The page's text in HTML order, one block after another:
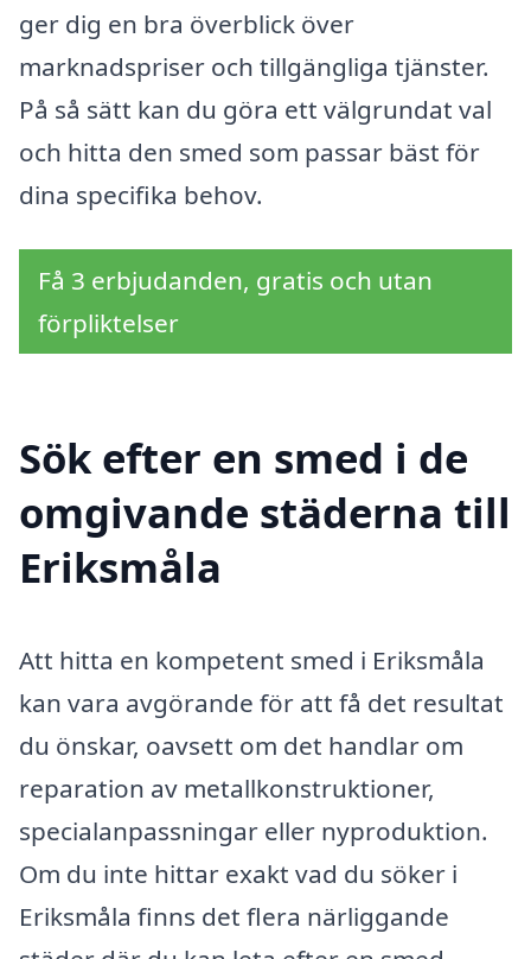
ger dig en bra överblick över
marknadspriser och tillgängliga tjänster.
På så sätt kan du göra ett välgrundat val
och hitta den smed som passar bäst för
dina specifika behov.
Få 3 erbjudanden, gratis och utan
förpliktelser
Sök efter en smed i de
omgivande städerna till
Eriksmåla
Att hitta en kompetent smed i Eriksmåla
kan vara avgörande för att få det resultat
du önskar, oavsett om det handlar om
reparation av metallkonstruktioner,
specialanpassningar eller nyproduktion.
Om du inte hittar exakt vad du söker i
Eriksmåla finns det flera närliggande